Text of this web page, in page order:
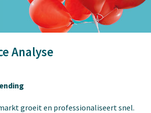
Analyse
groeit en professionaliseert snel.